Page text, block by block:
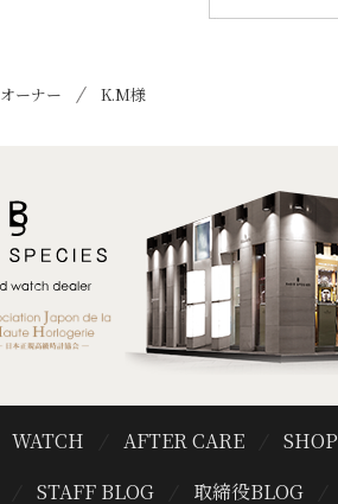
オーナー K.M様
WATCH AFTER CARE SHOP
STAFF BLOG 取締役BLOG